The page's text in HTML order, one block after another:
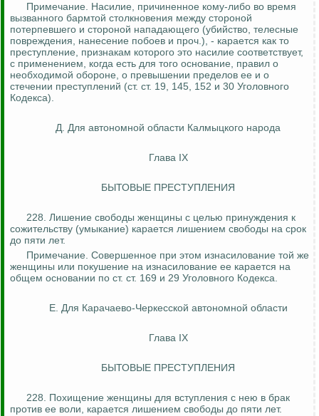
Примечание. Насилие, причиненное кому-либо во время
вызванного бармтой столкновения между стороной
потерпевшего и стороной нападающего (убийство, телесные
повреждения, нанесение побоев и проч.), - карается как то
преступление, признакам которого это насилие соответствует,
с применением, когда есть для того основание, правил о
необходимой обороне, о превышении пределов ее и о
стечении преступлений (ст. ст. 19, 145, 152 и 30 Уголовного
Кодекса).
Д. Для автономной области Калмыцкого народа
Глава IX
БЫТОВЫЕ ПРЕСТУПЛЕНИЯ
228. Лишение свободы женщины с целью принуждения к
сожительству (умыкание) карается лишением свободы на срок
до пяти лет.
Примечание. Совершенное при этом изнасилование той же
женщины или покушение на изнасилование ее карается на
общем основании по ст. ст. 169 и 29 Уголовного Кодекса.
Е. Для Карачаево-Черкесской автономной области
Глава IX
БЫТОВЫЕ ПРЕСТУПЛЕНИЯ
228. Похищение женщины для вступления с нею в брак
против ее воли, карается лишением свободы до пяти лет.